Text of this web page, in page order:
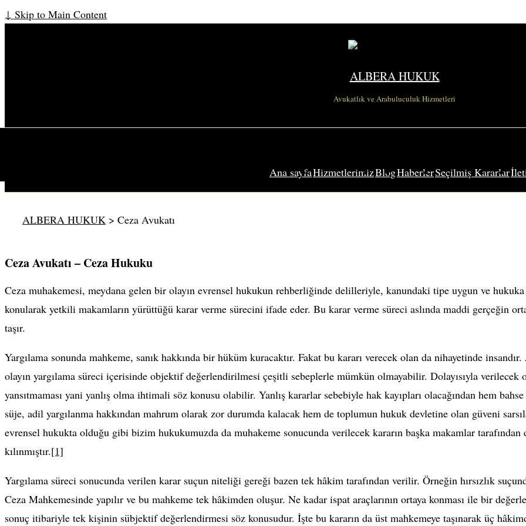
↓ Skip to Main Content
ALBERA HUKUK
Avukatlık ve Arabuluculuk Hizmetleri
Ana sayfaHizmetlerimizBlogHaberlerSeçilmiş Kararlar
ALBERA HUKUK > Ceza Avukatı
Ceza Avukatı – Ceza Hukuku
Ceza muhakemesi, meydana gelen bir olayın evrensel hukukun rehberliğinde delilleriyle, kanundaki tipe uygun ve
konularak yetkili makamların yürüttüğü karar verme sürecini ifade eder. Bu karar verme süreci aslında maddi gerçeğin
taşır.
Yargılama sonunda mahkeme, sanık hakkında bir hüküm kuracaktır. Fakat bu kararı verecek olan da nihayetinde
olayın yargılama süreci içerisinde objektif değerlendirilmesi çeşitli sebeplerle mümkün olmayabilir. Dolayısıyla verilecek
yansıtmaması yani yanlış olma ihtimali söz konusu olabilir. Yanlış kararlar sebebiyle hak kayıpları olacağından hem
süje, adil yargılanma hakkından mahrum olarak zor durumda kalacak hem de toplumun hukuk devletine olan güveni
evrensel hukukta olduğu gibi bizim hukukumuzda da muhakeme sonucunda verilecek kararın başka makamlar
kılınmıştır.[1]
Yargılama süreci sonucunda verilen karar suçun niteliği gereği bazen tek hâkim tarafından verilir. Örneğin hırsızlık
Ceza Mahkemesinde yapılır ve bu mahkeme tek hâkimden oluşur. Ne kadar ispat araçlarının ortaya konması ile bir
sonuç itibariyle tek kişinin sübjektif değerlendirmesi söz konusudur. İşte bu kararın da üst mahkemeye taşınarak üç